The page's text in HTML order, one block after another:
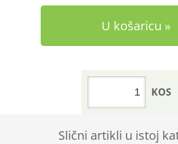
U košaricu
KOS
Slični artikli u istoj